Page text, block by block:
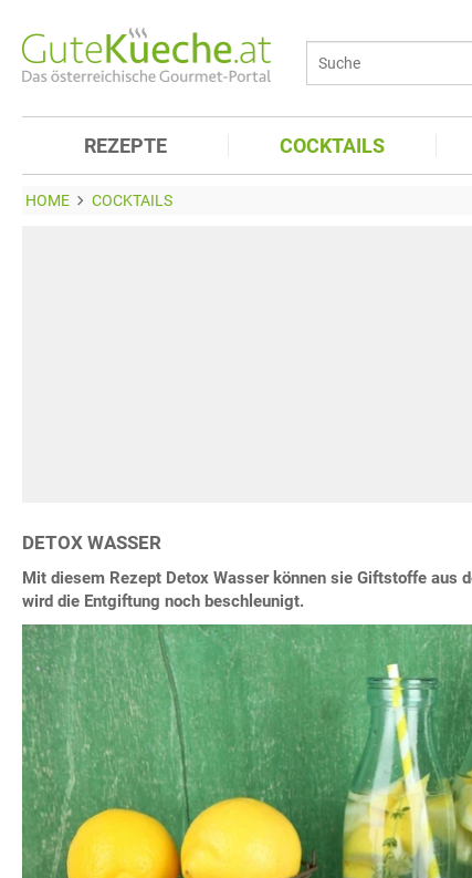
REZEPTE COCKTAILS
HOME COCKTAILS
DETOX WASSER
Mit diesem Rezept Detox Wasser können sie Giftstoffe aus
wird die Entgiftung noch beschleunigt.